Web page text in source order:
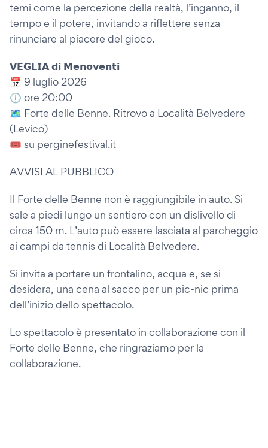
temi come la percezione della realtà, l’inganno, il
tempo e il potere, invitando a riflettere senza
rinunciare al piacere del gioco.
𝗩𝗘𝗚𝗟𝗜𝗔 𝗱𝗶 𝗠𝗲𝗻𝗼𝘃𝗲𝗻𝘁𝗶
📅 9 luglio 2026
🕕 ore 20:00
🗺️ Forte delle Benne. Ritrovo a Località Belvedere
(Levico)
🎟️ su perginefestival.it
AVVISI AL PUBBLICO
Il Forte delle Benne non è raggiungibile in auto. Si
sale a piedi lungo un sentiero con un dislivello di
circa 150 m. L’auto può essere lasciata al parcheggio
ai campi da tennis di Località Belvedere.
Si invita a portare un frontalino, acqua e, se si
desidera, una cena al sacco per un pic-nic prima
dell’inizio dello spettacolo.
Lo spettacolo è presentato in collaborazione con il
Forte delle Benne, che ringraziamo per la
collaborazione.